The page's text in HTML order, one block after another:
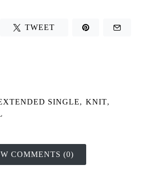
TWEET
SINGLE, KNIT,
COMMENTS (0)